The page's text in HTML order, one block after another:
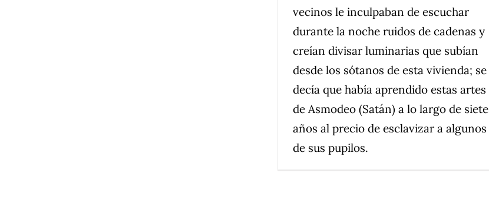
vecinos le inculpaban de escuchar
durante la noche ruidos de cadenas y
creían divisar luminarias que subían
desde los sótanos de esta vivienda; se
decía que había aprendido estas artes
de Asmodeo (Satán) a lo largo de siete
años al precio de esclavizar a algunos
de sus pupilos.